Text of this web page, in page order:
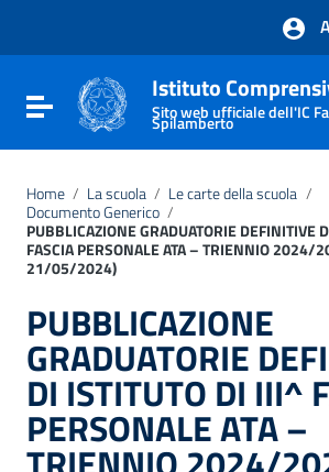
Vai al footer
Attiva / disattiva la navigazione
Istituto
Sito web ufficiale dell'IC
Spilamberto
Home / La scuola / Le carte della scuola /
Documento Generico /
PUBBLICAZIONE GRADUATORIE DEFINITIVE
FASCIA PERSONALE ATA – TRIENNIO 2024/
21/05/2024)
PUBBLICAZIONE
GRADUATORIE
DI ISTITUTO DI III^
PERSONALE ATA –